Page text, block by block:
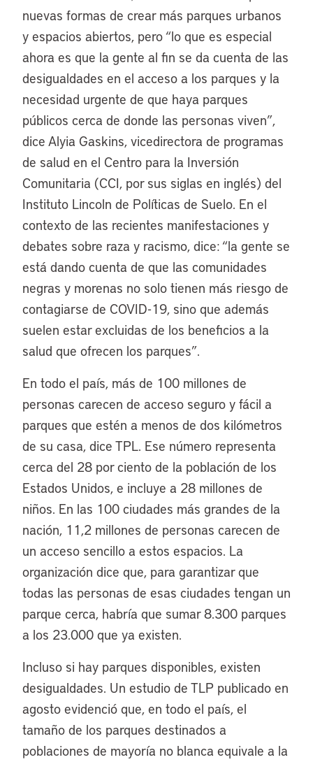
nuevas formas de crear más parques urbanos
y espacios abiertos, pero “lo que es especial
ahora es que la gente al fin se da cuenta de las
desigualdades en el acceso a los parques y la
necesidad urgente de que haya parques
públicos cerca de donde las personas viven”,
dice Alyia Gaskins, vicedirectora de programas
de salud en el Centro para la Inversión
Comunitaria (CCI, por sus siglas en inglés) del
Instituto Lincoln de Políticas de Suelo. En el
contexto de las recientes manifestaciones y
debates sobre raza y racismo, dice: “la gente se
está dando cuenta de que las comunidades
negras y morenas no solo tienen más riesgo de
contagiarse de COVID-19, sino que además
suelen estar excluidas de los beneficios a la
salud que ofrecen los parques”.
En todo el país, más de 100 millones de
personas carecen de acceso seguro y fácil a
parques que estén a menos de dos kilómetros
de su casa, dice TPL. Ese número representa
cerca del 28 por ciento de la población de los
Estados Unidos, e incluye a 28 millones de
niños. En las 100 ciudades más grandes de la
nación, 11,2 millones de personas carecen de
un acceso sencillo a estos espacios. La
organización dice que, para garantizar que
todas las personas de esas ciudades tengan un
parque cerca, habría que sumar 8.300 parques
a los 23.000 que ya existen.
Incluso si hay parques disponibles, existen
desigualdades. Un estudio de TLP publicado en
agosto evidenció que, en todo el país, el
tamaño de los parques destinados a
poblaciones de mayoría no blanca equivale a la